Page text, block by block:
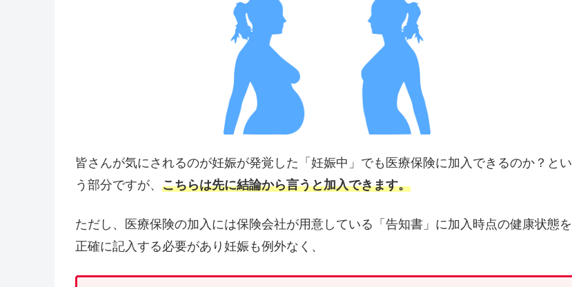
皆さんが気にされるのが妊娠が発覚した「妊娠中」でも医療保険に加入できるのか？とい
う部分ですが、 こちらは先に結論から言うと加入できます。
ただし、医療保険の加入には保険会社が用意している「告知書」に加入時点の健康状態を
正確に記入する必要があり妊娠も例外なく、